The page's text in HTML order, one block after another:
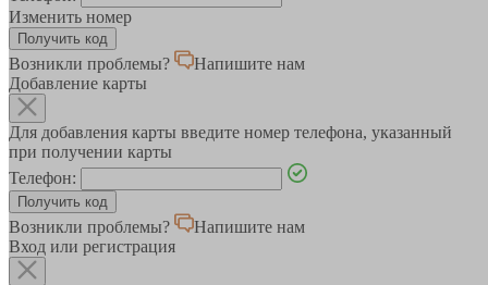
Изменить номер
Возникли проблемы?
Напишите нам
Добавление карты
Для добавления карты введите номер телефона, указанный
при получении карты
Телефон:
Возникли проблемы?
Напишите нам
Вход или регистрация